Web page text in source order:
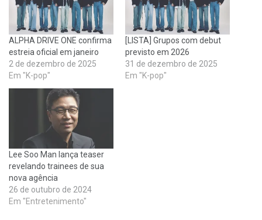
ALPHA DRIVE ONE confirma
estreia oficial em janeiro
2 de dezembro de 2025
Em "K-pop"
[LISTA] Grupos com debut
previsto em 2026
31 de dezembro de 2025
Em "K-pop"
Lee Soo Man lança teaser
revelando trainees de sua
nova agência
26 de outubro de 2024
Em "Entretenimento"